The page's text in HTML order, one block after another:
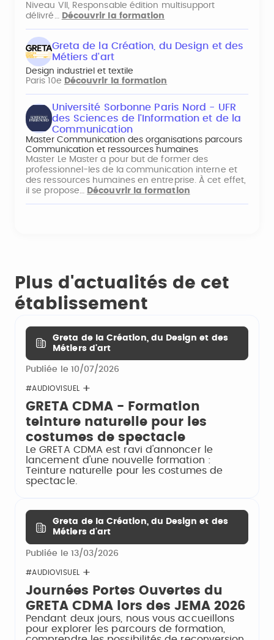
Niveau VII, Responsable édition multisupport
délivré… Découvrir la formation
Greta de la Création, du Design et des
Métiers d'art
Design industriel et textile
Paris 10e Découvrir la formation
Université Sorbonne Paris Nord - UFR
des Sciences de l'Information et de la
Communication
Master Communication des organisations parcours
Communication et ressources humaines
Master Le Master a pour but de former des
professionnel-les de la communication interne et
des ressources humaines en entreprise. À cet effet,
il se propose… Découvrir la formation
Plus d'actualités de cet
établissement
Greta de la Création, du Design et des
Métiers d'art
Publiée le 10/07/2026
#AUDIOVISUEL
GRETA CDMA - Formation
teinture naturelle pour les
costumes de spectacle
Le GRETA CDMA est ravi d'annoncer le
lancement d'une nouvelle formation :
Teinture naturelle pour les costumes de
spectacle.
Greta de la Création, du Design et des
Métiers d'art
Publiée le 13/03/2026
#AUDIOVISUEL
Journées Portes Ouvertes du
GRETA CDMA lors des JEMA 2026
Pendant deux jours, nous vous accueillons
pour explorer les parcours de formation,